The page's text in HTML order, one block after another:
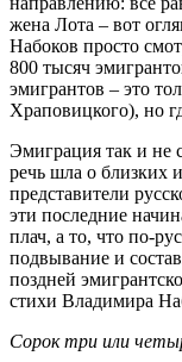
жена Лота – вот
Набоков просто
800 тысяч
эмигрантов – это
Храповицкого), но
Эмиграция так и не
речь шла о близких
представители
эти последние
плач, а то, что
подвывание и
поздней
стихи Владимира
Сорок три или